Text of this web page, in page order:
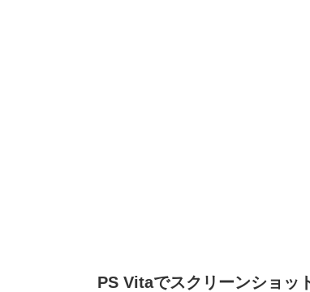
PS Vitaでスクリーンショッ